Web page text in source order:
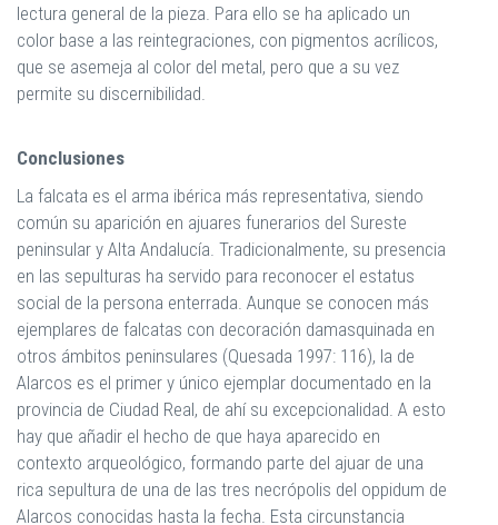
lectura general de la pieza. Para ello se ha aplicado un
color base a las reintegraciones, con pigmentos acrílicos,
que se asemeja al color del metal, pero que a su vez
permite su discernibilidad.
Conclusiones
La falcata es el arma ibérica más representativa, siendo
común su aparición en ajuares funerarios del Sureste
peninsular y Alta Andalucía. Tradicionalmente, su presencia
en las sepulturas ha servido para reconocer el estatus
social de la persona enterrada. Aunque se conocen más
ejemplares de falcatas con decoración damasquinada en
otros ámbitos peninsulares (Quesada 1997: 116), la de
Alarcos es el primer y único ejemplar documentado en la
provincia de Ciudad Real, de ahí su excepcionalidad. A esto
hay que añadir el hecho de que haya aparecido en
contexto arqueológico, formando parte del ajuar de una
rica sepultura de una de las tres necrópolis del oppidum de
Alarcos conocidas hasta la fecha. Esta circunstancia